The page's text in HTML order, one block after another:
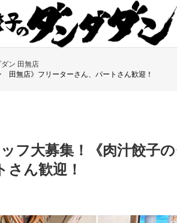
ン 田無店
無店》フリーターさん、パートさん歓迎！
フ大募集！《肉汁餃子
ん歓迎！